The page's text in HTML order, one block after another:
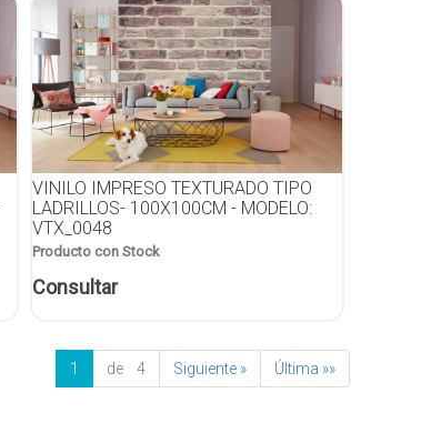
VINILO IMPRESO TEXTURADO TIPO
LADRILLOS- 100X100CM - MODELO:
VTX_0048
Producto con Stock
Consultar
1 de 4 Siguiente » Última »»